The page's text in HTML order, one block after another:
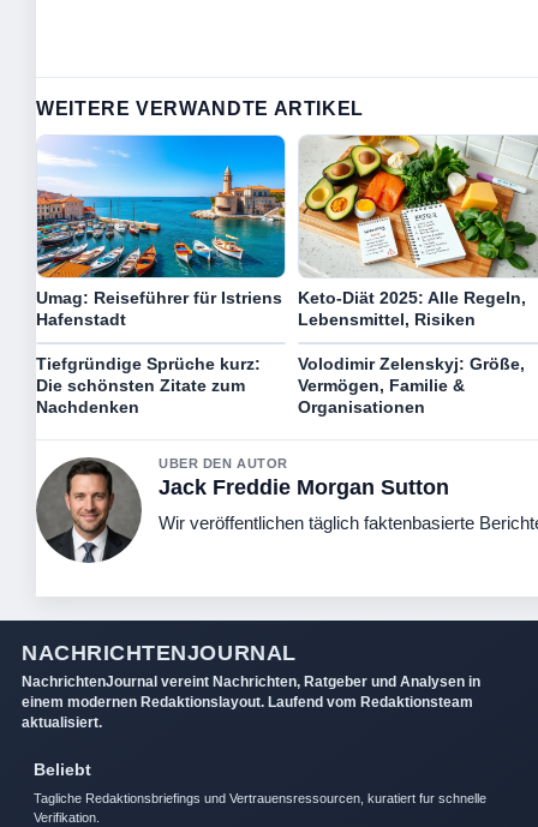
WEITERE VERWANDTE ARTIKEL
Umag: Reiseführer für Istriens
Hafenstadt
Keto-Diät 2025: Alle Regeln,
Lebensmittel, Risiken
Tiefgründige Sprüche kurz:
Die schönsten Zitate zum
Nachdenken
Volodimir Zelenskyj: Größe,
Vermögen, Familie &
Organisationen
UBER DEN AUTOR
Jack Freddie Morgan Sutton
Wir veröffentlichen täglich faktenbasierte
NACHRICHTENJOURNAL
NachrichtenJournal vereint Nachrichten, Ratgeber und Analysen in
einem modernen Redaktionslayout. Laufend vom Redaktionsteam
aktualisiert.
Beliebt
Tagliche Redaktionsbriefings und Vertrauensressourcen, kuratiert fur schnelle
Verifikation.